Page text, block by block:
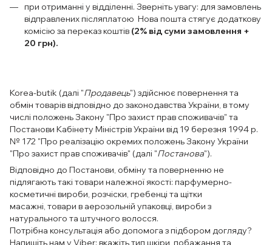
при отриманні у відділенні. Зверніть увагу: для замовлень
відправлених післяплатою Нова пошта стягує додаткову
комісію за переказ коштів (2% від суми замовлення +
20 грн).
Korea-butik (далі "Продавець") здійснює повернення та
обмін товарів відповідно до законодавства України, в тому
числі положень Закону "Про захист прав споживачів" та
Постанови Кабінету Міністрів України від 19 березня 1994 р.
№ 172 "Про реалізацію окремих положень Закону України
"Про захист прав споживачів" (далі "Постанова").
Відповідно до Постанови, обміну та поверненню не
підлягають такі товари належної якості: парфумерно-
косметичні вироби, розчіски, гребенці та щітки
масажні, товари в аерозольній упаковці, вироби з
натурального та штучного волосся.
Потрібна консультація або допомога з підбором догляду?
Напишіть нам у Viber: вкажіть тип шкіри, побажання та